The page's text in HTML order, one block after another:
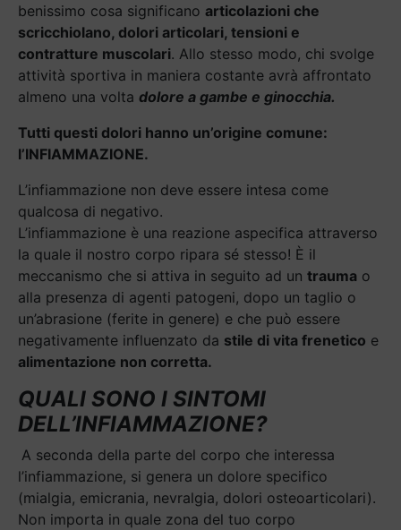
benissimo cosa significano articolazioni che
scricchiolano, dolori articolari, tensioni e
contratture muscolari. Allo stesso modo, chi svolge
attività sportiva in maniera costante avrà affrontato
almeno una volta dolore a gambe e ginocchia.
Tutti questi dolori hanno un’origine comune:
l’INFIAMMAZIONE.
L’infiammazione non deve essere intesa come
qualcosa di negativo.
L’infiammazione è una reazione aspecifica attraverso
la quale il nostro corpo ripara sé stesso! È il
meccanismo che si attiva in seguito ad un trauma o
alla presenza di agenti patogeni, dopo un taglio o
un’abrasione (ferite in genere) e che può essere
negativamente influenzato da stile di vita frenetico e
alimentazione non corretta.
QUALI SONO I SINTOMI
DELL’INFIAMMAZIONE?
A seconda della parte del corpo che interessa
l’infiammazione, si genera un dolore specifico
(mialgia, emicrania, nevralgia, dolori osteoarticolari).
Non importa in quale zona del tuo corpo